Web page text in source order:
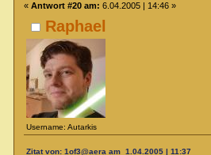
Raphael
Username: Autarkis
« Antwort #20 am: 6.04.2005 | 14:46 »
Zitat von: 1of3@aera am 1.04.2005 | 11:37